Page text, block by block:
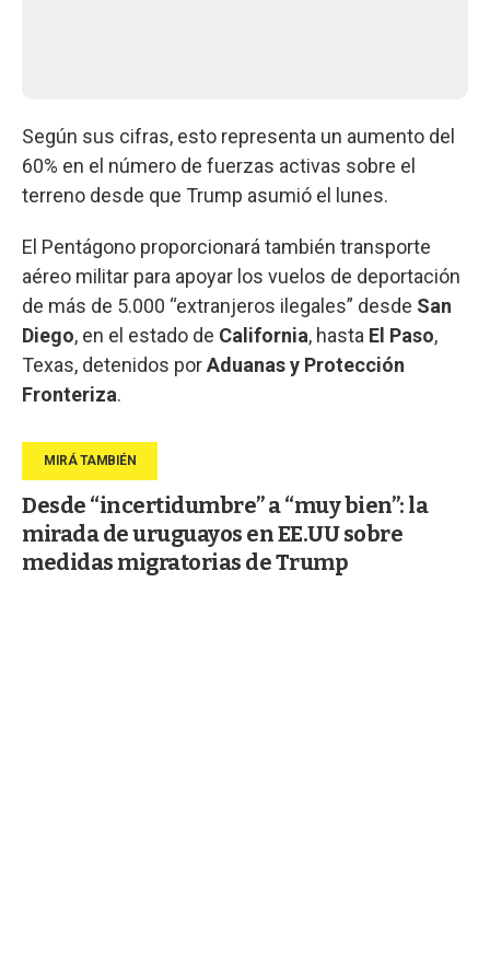
Según sus cifras, esto representa un aumento del
60% en el número de fuerzas activas sobre el
terreno desde que Trump asumió el lunes.
El Pentágono proporcionará también transporte
aéreo militar para apoyar los vuelos de deportación
de más de 5.000 “extranjeros ilegales” desde San
Diego, en el estado de California, hasta El Paso,
Texas, detenidos porAduanas y Protección
Fronteriza.
Desde “incertidumbre” a “muy bien”: la
mirada de uruguayos en EE.UU sobre
medidas migratorias de Trump